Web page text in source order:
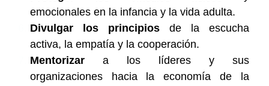
emocionales en la infancia y la vida adulta.
Divulgar los principiosde la escucha
activa, la empatía y la cooperación.
Mentorizar a los líderes y sus
organizaciones hacia la economía de la